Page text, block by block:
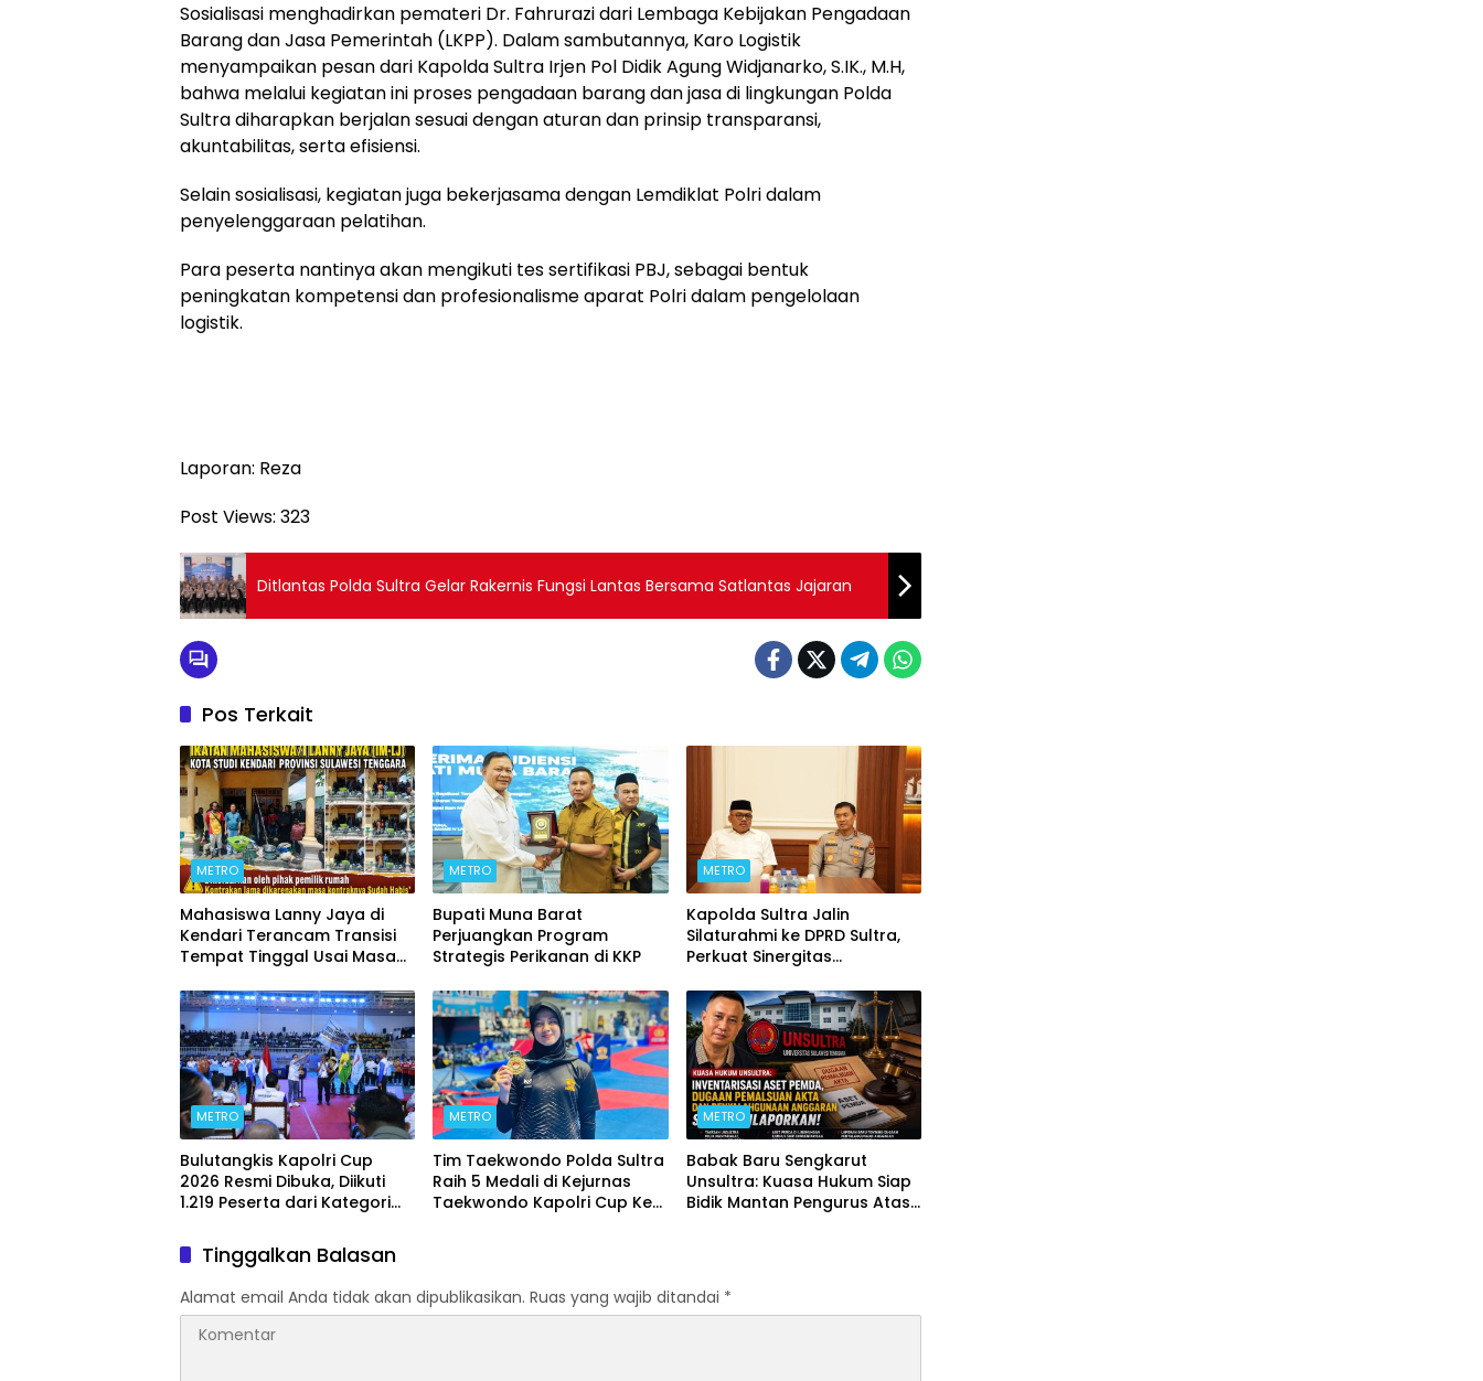
Sosialisasi menghadirkan pemateri Dr. Fahrurazi dari Lembaga Kebijakan Pengadaan
Barang dan Jasa Pemerintah (LKPP). Dalam sambutannya, Karo Logistik
menyampaikan pesan dari Kapolda Sultra Irjen Pol Didik Agung Widjanarko, S.IK., M.H,
bahwa melalui kegiatan ini proses pengadaan barang dan jasa di lingkungan Polda
Sultra diharapkan berjalan sesuai dengan aturan dan prinsip transparansi,
akuntabilitas, serta efisiensi.
Selain sosialisasi, kegiatan juga bekerjasama dengan Lemdiklat Polri dalam
penyelenggaraan pelatihan.
Para peserta nantinya akan mengikuti tes sertifikasi PBJ, sebagai bentuk
peningkatan kompetensi dan profesionalisme aparat Polri dalam pengelolaan
logistik.
Laporan: Reza
Post Views: 323
Ditlantas Polda Sultra Gelar Rakernis Fungsi Lantas Bersama Satlantas Jajaran
Pos Terkait
METRO
Mahasiswa Lanny Jaya di
Kendari Terancam Transisi
Tempat Tinggal Usai Masa
METRO
Bupati Muna Barat
Perjuangkan Program
Strategis Perikanan di KKP
METRO
Kapolda Sultra Jalin
Silaturahmi ke DPRD Sultra,
Perkuat Sinergitas
Daerah
METRO
Bulutangkis Kapolri Cup
2026 Resmi Dibuka, Diikuti
1.219 Peserta dari Kategori
METRO
Tim Taekwondo Polda Sultra
Raih 5 Medali di Kejurnas
Taekwondo Kapolri Cup Ke-
METRO
Babak Baru Sengkarut
Unsultra: Kuasa Hukum Siap
Bidik Mantan Pengurus Atas
Tinggalkan Balasan
Alamat email Anda tidak akan dipublikasikan. Ruas yang wajib ditandai *